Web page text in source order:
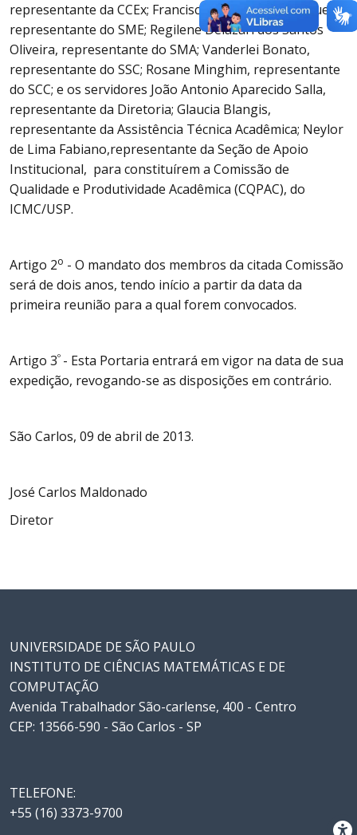
representante da CCEx; Francisco Aparecido Rodrigues,
representante do SME; Regilene Delazari dos Santos
Oliveira, representante do SMA; Vanderlei Bonato,
representante do SSC; Rosane Minghim, representante
do SCC; e os servidores João Antonio Aparecido Salla,
representante da Diretoria; Glaucia Blangis,
representante da Assistência Técnica Acadêmica; Neylor
de Lima Fabiano,representante da Seção de Apoio
Institucional, para constituírem a Comissão de
Qualidade e Produtividade Acadêmica (CQPAC), do
ICMC/USP.
Artigo 2o - O mandato dos membros da citada Comissão
será de dois anos, tendo início a partir da data da
primeira reunião para a qual forem convocados.
Artigo 3º - Esta Portaria entrará em vigor na data de sua
expedição, revogando-se as disposições em contrário.
São Carlos, 09 de abril de 2013.
José Carlos Maldonado
Diretor
UNIVERSIDADE DE SÃO PAULO
INSTITUTO DE CIÊNCIAS MATEMÁTICAS E DE
COMPUTAÇÃO
Avenida Trabalhador São-carlense, 400 - Centro
CEP: 13566-590 - São Carlos - SP
TELEFONE:
+55 (16) 3373-9700